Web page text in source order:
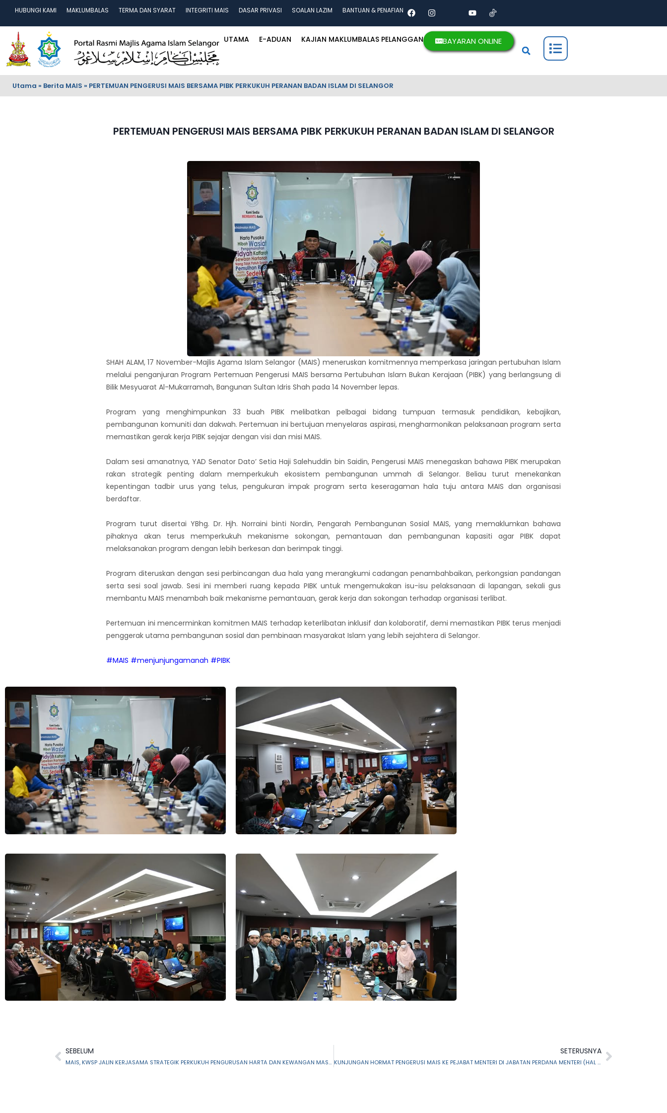
HUBUNGI KAMI MAKLUMBALAS TERMA DAN SYARAT INTEGRITI MAIS DASAR PRIVASI SOALAN LAZIM BANTUAN & PENAFIAN
UTAMA E-ADUAN KAJIAN MAKLUMBALAS PELANGGAN BAYARAN ONLINE
Utama » Berita MAIS » PERTEMUAN PENGERUSI MAIS BERSAMA PIBK PERKUKUH PERANAN BADAN ISLAM DI SELANGOR
PERTEMUAN PENGERUSI MAIS BERSAMA PIBK PERKUKUH PERANAN BADAN ISLAM DI SELANGOR
SHAH ALAM, 17 November-Majlis Agama Islam Selangor (MAIS) meneruskan komitmennya memperkasa jaringan pertubuhan Islam
melalui penganjuran Program Pertemuan Pengerusi MAIS bersama Pertubuhan Islam Bukan Kerajaan (PIBK) yang berlangsung di
Bilik Mesyuarat Al-Mukarramah, Bangunan Sultan Idris Shah pada 14 November lepas.
Program yang menghimpunkan 33 buah PIBK melibatkan pelbagai bidang tumpuan termasuk pendidikan, kebajikan,
pembangunan komuniti dan dakwah. Pertemuan ini bertujuan menyelaras aspirasi, mengharmonikan pelaksanaan program serta
memastikan gerak kerja PIBK sejajar dengan visi dan misi MAIS.
Dalam sesi amanatnya, YAD Senator Dato’ Setia Haji Salehuddin bin Saidin, Pengerusi MAIS menegaskan bahawa PIBK merupakan
rakan strategik penting dalam memperkukuh ekosistem pembangunan ummah di Selangor. Beliau turut menekankan
kepentingan tadbir urus yang telus, pengukuran impak program serta keseragaman hala tuju antara MAIS dan organisasi
berdaftar.
Program turut disertai YBhg. Dr. Hjh. Norraini binti Nordin, Pengarah Pembangunan Sosial MAIS, yang memaklumkan bahawa
pihaknya akan terus memperkukuh mekanisme sokongan, pemantauan dan pembangunan kapasiti agar PIBK dapat
melaksanakan program dengan lebih berkesan dan berimpak tinggi.
Program diteruskan dengan sesi perbincangan dua hala yang merangkumi cadangan penambahbaikan, perkongsian pandangan
serta sesi soal jawab. Sesi ini memberi ruang kepada PIBK untuk mengemukakan isu-isu pelaksanaan di lapangan, sekali gus
membantu MAIS menambah baik mekanisme pemantauan, gerak kerja dan sokongan terhadap organisasi terlibat.
Pertemuan ini mencerminkan komitmen MAIS terhadap keterlibatan inklusif dan kolaboratif, demi memastikan PIBK terus menjadi
penggerak utama pembangunan sosial dan pembinaan masyarakat Islam yang lebih sejahtera di Selangor.
#MAIS #menjunjungamanah #PIBK
SEBELUM
MAIS, KWSP JALIN KERJASAMA STRATEGIK PERKUKUH PENGURUSAN HARTA DAN KEWANGAN MASYARAKAT ISLAM
SETERUSNYA
KUNJUNGAN HORMAT PENGERUSI MAIS KE PEJABAT MENTERI DI JABATAN PERDANA MENTERI (HAL EHWAL AGAMA)